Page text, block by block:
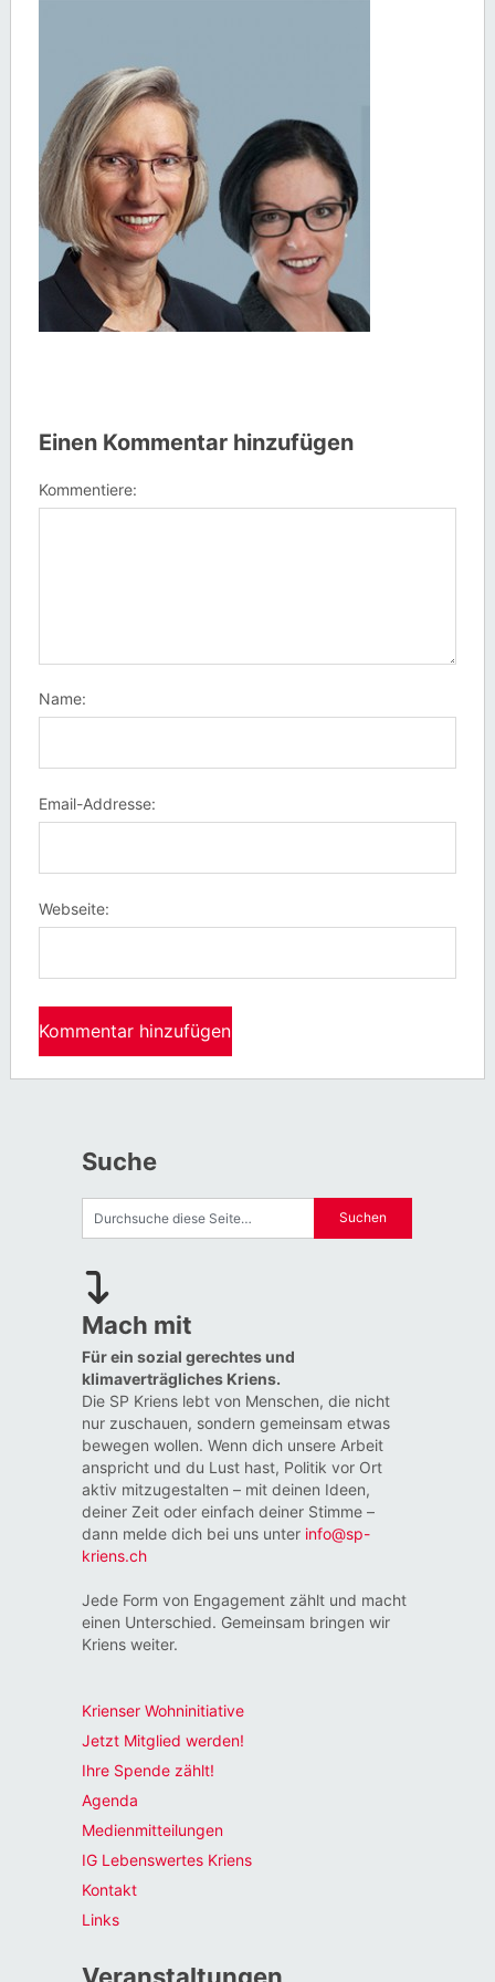
Einen Kommentar hinzufügen
Kommentiere:
Name:
Email-Addresse:
Webseite:
Suche
Mach mit
Für ein sozial gerechtes und
klimaverträgliches Kriens.
Die SP Kriens lebt von Menschen, die nicht
nur zuschauen, sondern gemeinsam etwas
bewegen wollen. Wenn dich unsere Arbeit
anspricht und du Lust hast, Politik vor Ort
aktiv mitzugestalten – mit deinen Ideen,
deiner Zeit oder einfach deiner Stimme –
dann melde dich bei uns unter info@sp-
kriens.ch
Jede Form von Engagement zählt und macht
einen Unterschied. Gemeinsam bringen wir
Kriens weiter.
Krienser Wohninitiative
Jetzt Mitglied werden!
Ihre Spende zählt!
Agenda
Medienmitteilungen
IG Lebenswertes Kriens
Kontakt
Links
Veranstaltungen